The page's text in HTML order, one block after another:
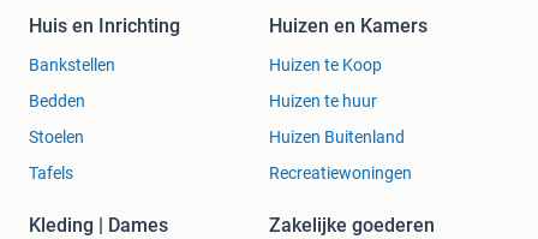
Huis en Inrichting
Bankstellen
Bedden
Stoelen
Tafels
Huizen en Kamers
Huizen te Koop
Huizen te huur
Huizen Buitenland
Recreatiewoningen
Kleding | Dames Zakelijke goederen